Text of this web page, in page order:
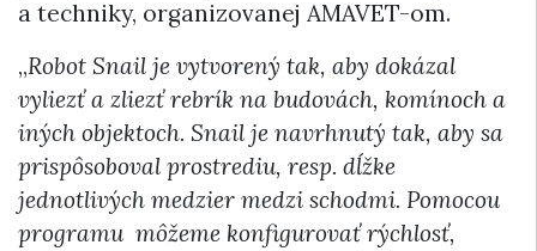
a techniky, organizovanej AMAVET-om.
„Robot Snail je vytvorený tak, aby dokázal
vyliezť a zliezť rebrík na budovách, komínoch a
iných objektoch. Snail je navrhnutý tak, aby sa
prispôsoboval prostrediu, resp. dĺžke
jednotlivých medzier medzi schodmi. Pomocou
programu môžeme konfigurovať rýchlosť,